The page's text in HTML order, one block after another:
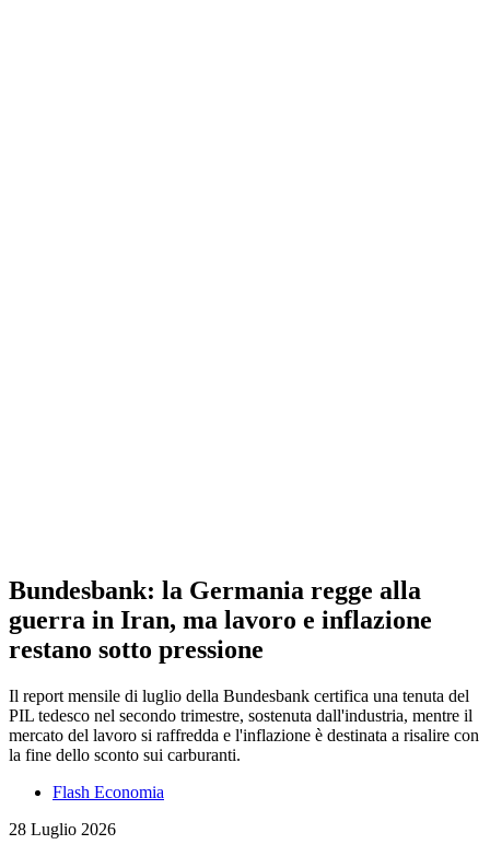
Bundesbank: la Germania regge alla
guerra in Iran, ma lavoro e inflazione
restano sotto pressione
Il report mensile di luglio della Bundesbank certifica una tenuta del
PIL tedesco nel secondo trimestre, sostenuta dall'industria, mentre il
mercato del lavoro si raffredda e l'inflazione è destinata a risalire con
la fine dello sconto sui carburanti.
Flash Economia
28 Luglio 2026